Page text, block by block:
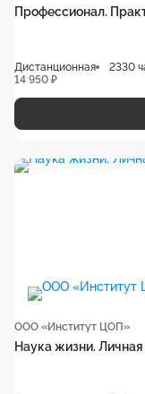
Профессионал.
Дистанционная
2330
14 950 ₽
ООО «Институт ЦОП»
Наука жизни.